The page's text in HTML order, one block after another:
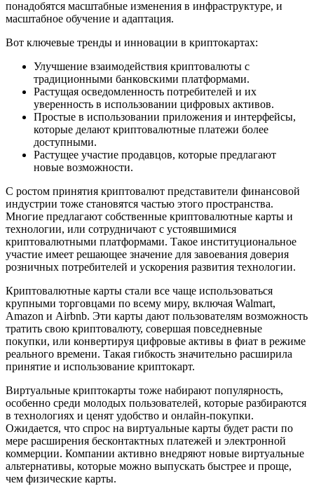
понадобятся масштабные изменения в инфраструктуре, и
масштабное обучение и адаптация.
Вот ключевые тренды и инновации в криптокартах:
Улучшение взаимодействия криптовалюты с
традиционными банковскими платформами.
Растущая осведомленность потребителей и их
уверенность в использовании цифровых активов.
Простые в использовании приложения и интерфейсы,
которые делают криптовалютные платежи более
доступными.
Растущее участие продавцов, которые предлагают
новые возможности.
С ростом принятия криптовалют представители финансовой
индустрии тоже становятся частью этого пространства.
Многие предлагают собственные криптовалютные карты и
технологии, или сотрудничают с устоявшимися
криптовалютными платформами. Такое институциональное
участие имеет решающее значение для завоевания доверия
розничных потребителей и ускорения развития технологии.
Криптовалютные карты стали все чаще использоваться
крупными торговцами по всему миру, включая Walmart,
Amazon и Airbnb. Эти карты дают пользователям возможность
тратить свою криптовалюту, совершая повседневные
покупки, или конвертируя цифровые активы в фиат в режиме
реального времени. Такая гибкость значительно расширила
принятие и использование криптокарт.
Виртуальные криптокарты тоже набирают популярность,
особенно среди молодых пользователей, которые разбираются
в технологиях и ценят удобство и онлайн-покупки.
Ожидается, что спрос на виртуальные карты будет расти по
мере расширения бесконтактных платежей и электронной
коммерции. Компании активно внедряют новые виртуальные
альтернативы, которые можно выпускать быстрее и проще,
чем физические карты.